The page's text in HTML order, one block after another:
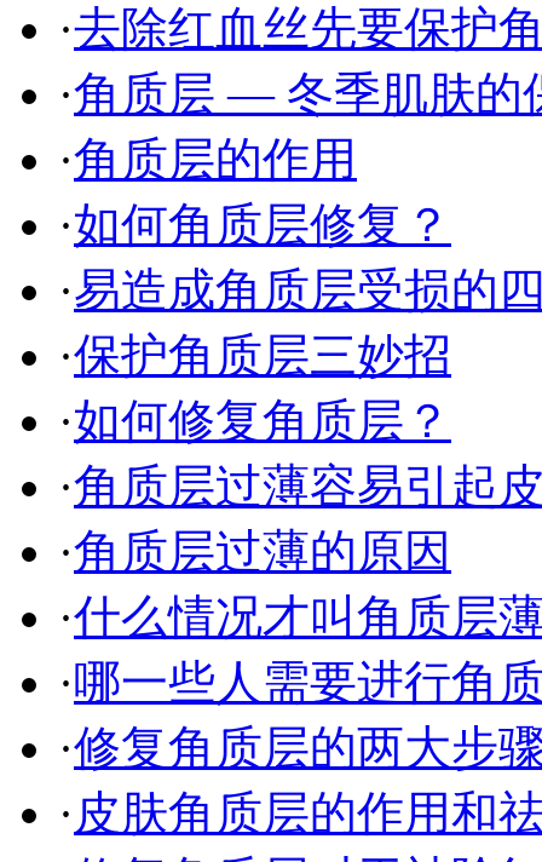
·去除红血丝先要保护
·角质层 — 冬季肌肤的
·角质层的作用
·如何角质层修复？
·易造成角质层受损的
·保护角质层三妙招
·如何修复角质层？
·角质层过薄容易引起
·角质层过薄的原因
·什么情况才叫角质层
·哪一些人需要进行角
·修复角质层的两大步
· 皮肤角质层的作用和